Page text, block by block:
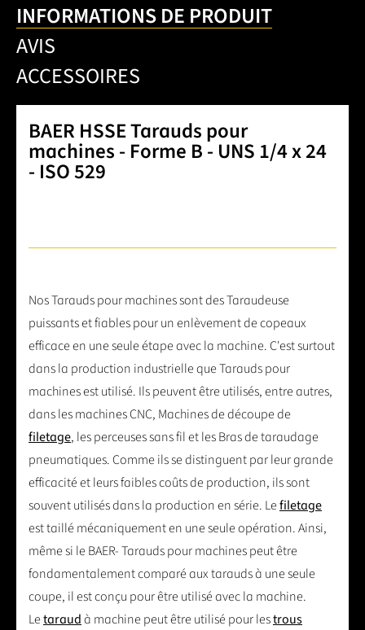
INFORMATIONS DE PRODUIT
AVIS
ACCESSOIRES
BAER HSSE Tarauds pour
machines - Forme B - UNS 1/4 x 24
- ISO 529
Nos Tarauds pour machines sont des Taraudeuse
puissants et fiables pour un enlèvement de copeaux
efficace en une seule étape avec la machine. C'est surtout
dans la production industrielle que Tarauds pour
machines est utilisé. Ils peuvent être utilisés, entre autres,
dans les machines CNC, Machines de découpe de
filetage, les perceuses sans fil et les Bras de taraudage
pneumatiques. Comme ils se distinguent par leur grande
efficacité et leurs faibles coûts de production, ils sont
souvent utilisés dans la production en série. Lefiletage
est taillé mécaniquement en une seule opération. Ainsi,
même si le BAER- Tarauds pour machines peut être
fondamentalement comparé aux tarauds à une seule
coupe, il est conçu pour être utilisé avec la machine.
Letaraudà machine peut être utilisé pour lestrous